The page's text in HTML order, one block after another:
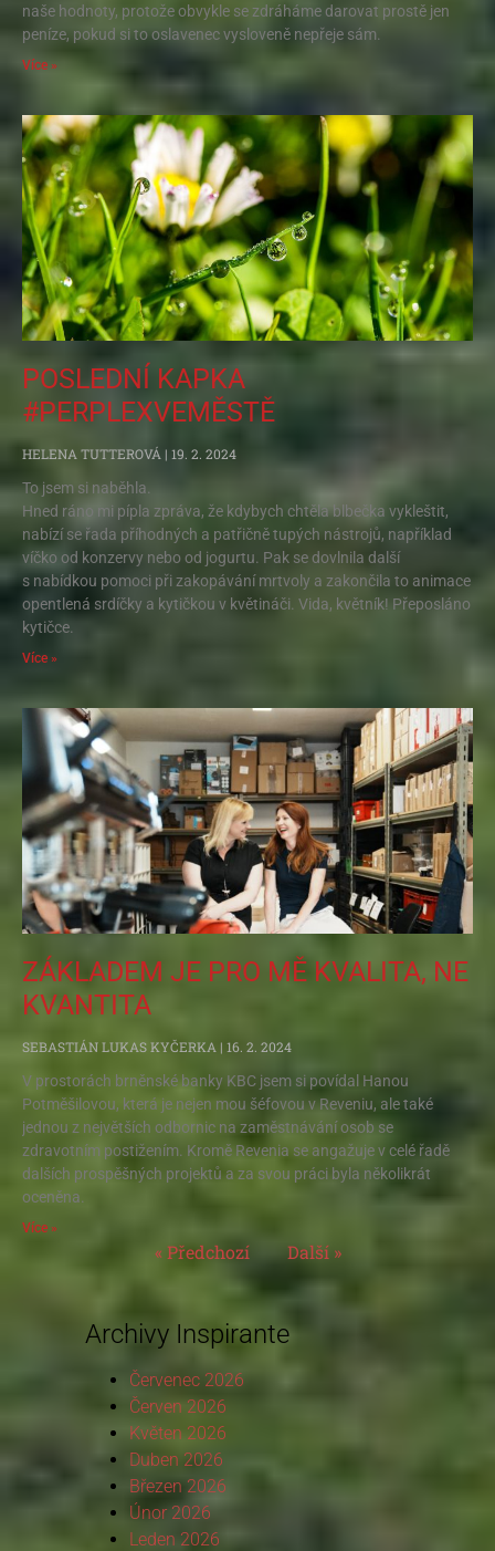
naše hodnoty, protože obvykle se zdráháme darovat prostě jen
peníze, pokud si to oslavenec vysloveně nepřeje sám.
Více »
POSLEDNÍ KAPKA
#PERPLEXVEMĚSTĚ
HELENA TUTTEROVÁ
19. 2. 2024
To jsem si naběhla.
Hned ráno mi pípla zpráva, že kdybych chtěla blbečka vykleštit,
nabízí se řada příhodných a patřičně tupých nástrojů, například
víčko od konzervy nebo od jogurtu. Pak se dovlnila další
s nabídkou pomoci při zakopávání mrtvoly a zakončila to animace
opentlená srdíčky a kytičkou v květináči. Vida, květník! Přeposláno
kytičce.
Více »
ZÁKLADEM JE PRO MĚ KVALITA, NE
KVANTITA
SEBASTIÁN LUKAS KYČERKA
16. 2. 2024
V prostorách brněnské banky KBC jsem si povídal Hanou
Potměšilovou, která je nejen mou šéfovou v Reveniu, ale také
jednou z největších odbornic na zaměstnávání osob se
zdravotním postižením. Kromě Revenia se angažuje v celé řadě
dalších prospěšných projektů a za svou práci byla několikrát
oceněna.
Více »
« Předchozí Další »
Archivy Inspirante
Červenec 2026
Červen 2026
Květen 2026
Duben 2026
Březen 2026
Únor 2026
Leden 2026